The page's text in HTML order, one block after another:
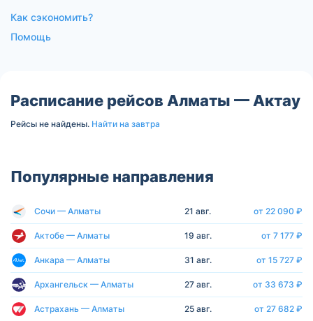
Как сэкономить?
Помощь
Расписание рейсов Алматы — Актау
Рейсы не найдены. Найти на завтра
Популярные направления
Сочи — Алматы 21 авг. от 22 090 ₽
Актобе — Алматы 19 авг. от 7 177 ₽
Анкара — Алматы 31 авг. от 15 727 ₽
Архангельск — Алматы 27 авг. от 33 673 ₽
Астрахань — Алматы 25 авг. от 27 682 ₽